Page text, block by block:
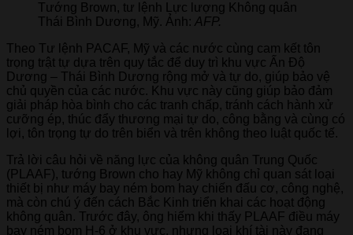
Tướng Brown, tư lệnh Lực lượng Không quân
Thái Bình Dương, Mỹ. Ảnh: AFP.
Theo Tư lệnh PACAF, Mỹ và các nước cùng cam kết tôn
trọng trật tự dựa trên quy tắc để duy trì khu vực Ấn Độ
Dương – Thái Bình Dương rộng mở và tự do, giúp bảo vệ
chủ quyền của các nước. Khu vực này cũng giúp bảo đảm
giải pháp hòa bình cho các tranh chấp, tránh cách hành xử
cưỡng ép, thúc đẩy thương mại tự do, công bằng và cùng có
lợi, tôn trọng tự do trên biển và trên không theo luật quốc tế.
Trả lời câu hỏi về năng lực của không quân Trung Quốc
(PLAAF), tướng Brown cho hay Mỹ không chỉ quan sát loại
thiết bị như máy bay ném bom hay chiến đấu cơ, công nghệ,
mà còn chú ý đến cách Bắc Kinh triển khai các hoạt động
không quân. Trước đây, ông hiếm khi thấy PLAAF điều máy
bay ném bom H-6 ở khu vực, nhưng loại khí tài này đang